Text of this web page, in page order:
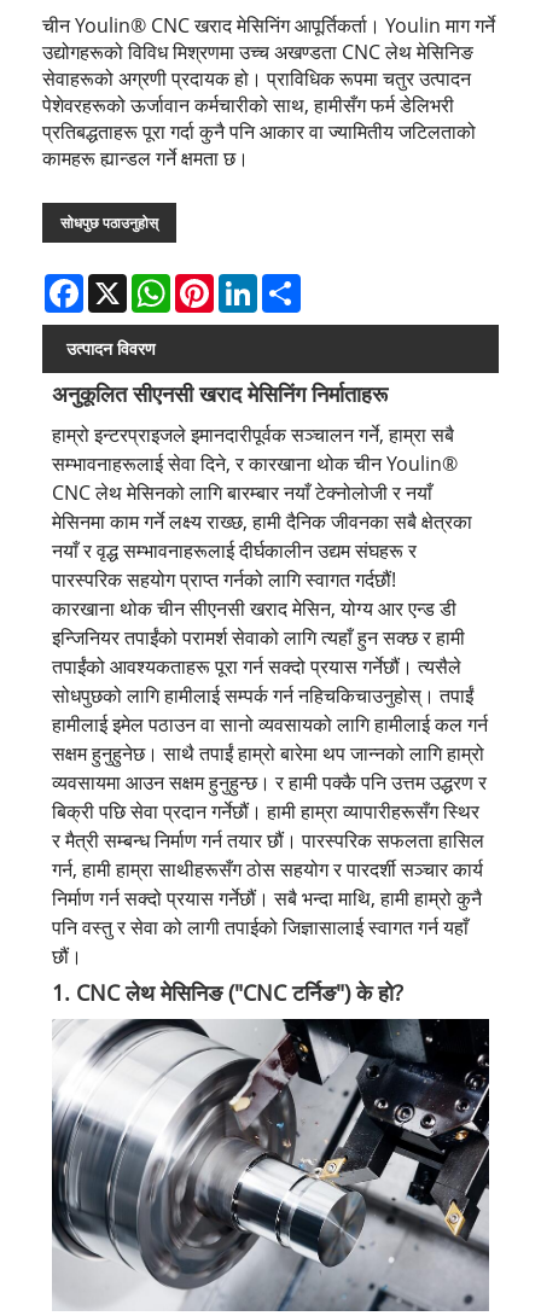
चीन Youlin® CNC खराद मेसिनिंग आपूर्तिकर्ता। Youlin माग गर्ने
उद्योगहरूको विविध मिश्रणमा उच्च अखण्डता CNC लेथ मेसिनिङ
सेवाहरूको अग्रणी प्रदायक हो। प्राविधिक रूपमा चतुर उत्पादन
पेशेवरहरूको ऊर्जावान कर्मचारीको साथ, हामीसँग फर्म डेलिभरी
प्रतिबद्धताहरू पूरा गर्दा कुनै पनि आकार वा ज्यामितीय जटिलताको
कामहरू ह्यान्डल गर्ने क्षमता छ।
सोधपुछ पठाउनुहोस्
Facebook
X WhatsAppPinterestLinkedIn
उत्पादन विवरण
अनुकूलित सीएनसी खराद मेसिनिंग निर्माताहरू
हाम्रो इन्टरप्राइजले इमानदारीपूर्वक सञ्चालन गर्ने, हाम्रा सबै
सम्भावनाहरूलाई सेवा दिने, र कारखाना थोक चीन Youlin®
CNC लेथ मेसिनको लागि बारम्बार नयाँ टेक्नोलोजी र नयाँ
मेसिनमा काम गर्ने लक्ष्य राख्छ, हामी दैनिक जीवनका सबै क्षेत्रका
नयाँ र वृद्ध सम्भावनाहरूलाई दीर्घकालीन उद्यम संघहरू र
पारस्परिक सहयोग प्राप्त गर्नको लागि स्वागत गर्दछौं!
कारखाना थोक चीन सीएनसी खराद मेसिन, योग्य आर एन्ड डी
इन्जिनियर तपाईंको परामर्श सेवाको लागि त्यहाँ हुन सक्छ र हामी
तपाईंको आवश्यकताहरू पूरा गर्न सक्दो प्रयास गर्नेछौं। त्यसैले
सोधपुछको लागि हामीलाई सम्पर्क गर्न नहिचकिचाउनुहोस्। तपाईं
हामीलाई इमेल पठाउन वा सानो व्यवसायको लागि हामीलाई कल गर्न
सक्षम हुनुहुनेछ। साथै तपाईं हाम्रो बारेमा थप जान्नको लागि हाम्रो
व्यवसायमा आउन सक्षम हुनुहुन्छ। र हामी पक्कै पनि उत्तम उद्धरण र
बिक्री पछि सेवा प्रदान गर्नेछौं। हामी हाम्रा व्यापारीहरूसँग स्थिर
र मैत्री सम्बन्ध निर्माण गर्न तयार छौं। पारस्परिक सफलता हासिल
गर्न, हामी हाम्रा साथीहरूसँग ठोस सहयोग र पारदर्शी सञ्चार कार्य
निर्माण गर्न सक्दो प्रयास गर्नेछौं। सबै भन्दा माथि, हामी हाम्रो कुनै
पनि वस्तु र सेवा को लागी तपाईको जिज्ञासालाई स्वागत गर्न यहाँ
छौं।
1. CNC लेथ मेसिनिङ ("CNC टर्निङ") के हो?